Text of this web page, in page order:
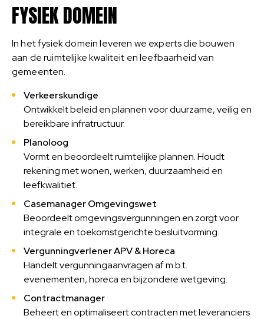
FYSIEK DOMEIN
In het fysiek domein leveren we experts die bouwen
aan de ruimtelijke kwaliteit en leefbaarheid van
gemeenten.
Verkeerskundige
Ontwikkelt beleid en plannen voor duurzame, veilig en
bereikbare infratructuur.
Planoloog
Vormt en beoordeelt ruimtelijke plannen. Houdt
rekening met wonen, werken, duurzaamheid en
leefkwalitiet.
Casemanager Omgevingswet
Beoordeelt omgevingsvergunningen en zorgt voor
integrale en toekomstgerichte besluitvorming.
Vergunningverlener APV & Horeca
Handelt vergunningaanvragen af m.b.t.
evenementen, horeca en bijzondere wetgeving.
Contractmanager
Beheert en optimaliseert contracten met leveranciers